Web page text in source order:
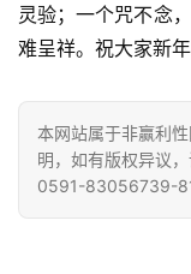
灵验；一个咒不念
难呈祥。祝大家新年
本网站属于非赢利
明，如有版权异议
0591-83056739-